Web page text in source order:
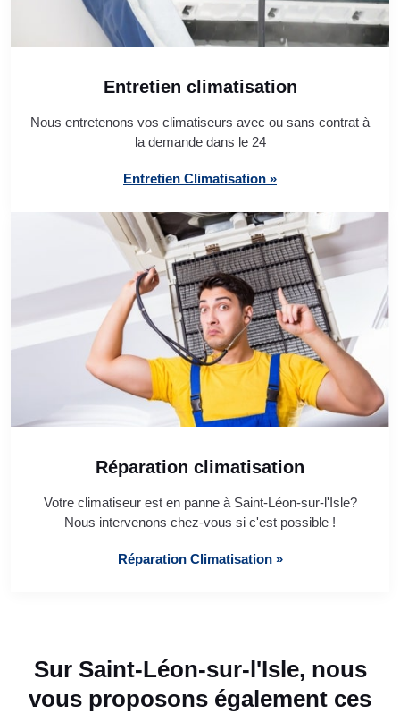
Entretien climatisation
Nous entretenons vos climatiseurs avec ou sans contrat à
la demande dans le 24
Entretien Climatisation »
Réparation climatisation
Votre climatiseur est en panne à Saint-Léon-sur-l'Isle?
Nous intervenons chez-vous si c'est possible !
Réparation Climatisation »
Sur Saint-Léon-sur-l'Isle, nous
vous proposons également ces